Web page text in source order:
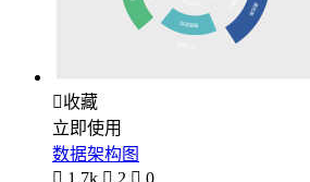
收藏
立即使用
数据架构图
 1.7k  2  0